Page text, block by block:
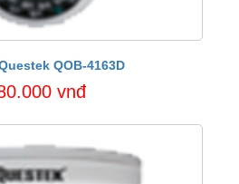
QOB-4163D
vnđ